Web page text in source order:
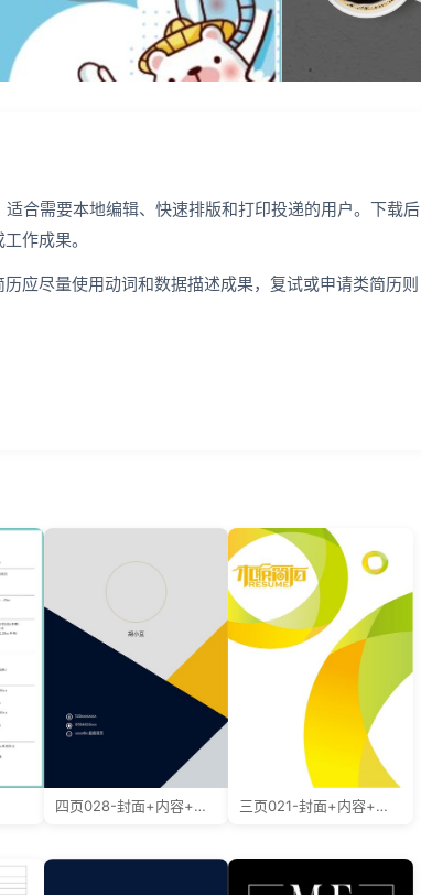
合需要本地编辑、快速排版和打印投递的用户。下载后
作成果。
应尽量使用动词和数据描述成果，复试或申请类简历则
四页028-封面+内容+自荐信 三页021-封面+内容+自荐信